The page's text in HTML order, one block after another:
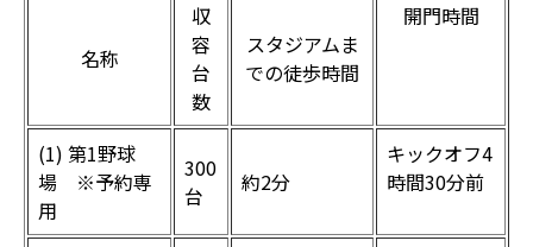
名称
収
容
台
数
スタジアムま
での徒歩時間
開門時間
(1) 第1野球
場 ※予約専
用
300
台
約2分
キックオフ4
時間30分前